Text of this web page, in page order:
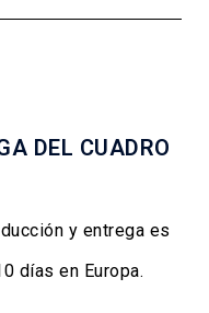
DEL CUADRO
y entrega es
días en Europa.